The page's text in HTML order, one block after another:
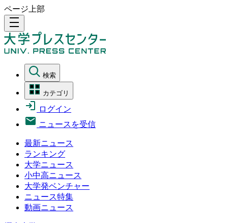
ページ上部
density_medium
検索
カテゴリ
ログイン
ニュースを受信
最新ニュース
ランキング
大学ニュース
小中高ニュース
大学発ベンチャー
ニュース特集
動画ニュース